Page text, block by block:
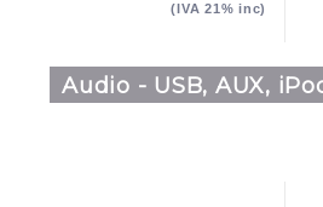
(IVA 21% inc)
Audio - USB, AUX,